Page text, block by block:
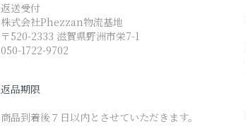
返送受付
株式会社Phezzan物流基地
〒520-2333 滋賀県野洲市栄7-1
050-1722-9702
返品期限
商品到着後７日以内とさせていただきます。